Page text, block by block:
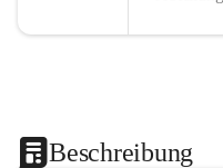
Beschreibung